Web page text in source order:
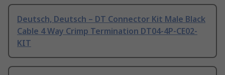
Deutsch, Deutsch – DT Connector Kit Male Black
Cable 4 Way Crimp Termination DT04-4P-CE02-
KIT